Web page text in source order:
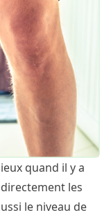
quand il y a
les
le niveau de